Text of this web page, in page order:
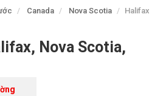
Canada Nova Scotia Halifax
Nova Scotia,